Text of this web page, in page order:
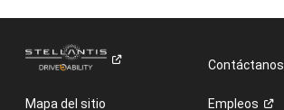
Contáctanos
Mapa del sitio Empleos